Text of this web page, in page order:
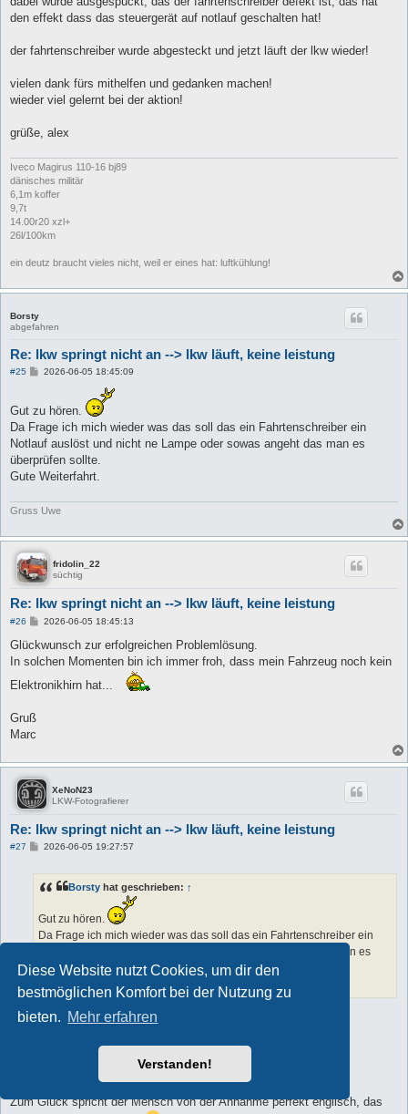
Diese Website nutzt Cookies, um dir den
bestmöglichen Komfort bei der Nutzung zu
bieten. Mehr erfahren
Verstanden!
den effekt dass das steuergerät auf notlauf geschalten hat!
der fahrtenschreiber wurde abgesteckt und jetzt läuft der lkw wieder!
vielen dank fürs mithelfen und gedanken machen!
wieder viel gelernt bei der aktion!
grüße, alex
Iveco Magirus 110-16 bj89
dänisches militär
6,1m koffer
9,7t
14.00r20 xzl+
26l/100km
ein deutz braucht vieles nicht, weil er eines hat: luftkühlung!
Borsty
abgefahren
Re: lkw springt nicht an --> lkw läuft, keine leistung
#25
B
r
a
g
2026-06-05 18:45:09
Gut zu hören.
Da Frage ich mich wieder was das soll das ein Fahrtenschreiber ein
Notlauf auslöst und nicht ne Lampe oder sowas angeht das man es
überprüfen sollte.
Gute Weiterfahrt.
Gruss Uwe
fridolin_22
süchtig
Re: lkw springt nicht an --> lkw läuft, keine leistung
#26
B
i
r
g
2026-06-05 18:45:13
Glückwunsch zur erfolgreichen Problemlösung.
In solchen Momenten bin ich immer froh, dass mein Fahrzeug noch kein
Elektronikhirn hat...
Gruß
Marc
XeNoN23
LKW-Fotografierer
Re: lkw springt nicht an --> lkw läuft, keine leistung
#27
B
r
2026-06-05 19:27:57
Borsty hat geschrieben: ↑
Gut zu hören.
Da Frage ich mich wieder was das soll das ein Fahrtenschreiber ein
Notlauf auslöst und nicht ne Lampe oder sowas angeht das man es
überprüfen sollte.
Gute Weiterfahrt.
Das frage ich mich auch
Am Montag kann ich den Laster holen und sie erklären mir den
Sachverhalt genau….bin gespannt…
Zum Glück spricht der Mensch von der Annahme perfekt englisch, das